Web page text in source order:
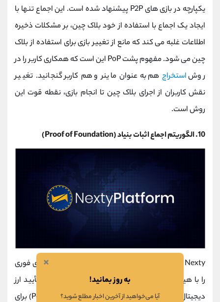
یکپارچه در بازی های P2P پیشنهاد شده است. این اجماع تنها با
ایجاد یک اجماع با استفاده از خود بلاک چین، بر مشکلات ذخیره
اطلاعات غلبه می کند که مانع از تغییر بازی برای استفاده از بلاک
چین می شود. مفهوم پشت PoP این است که همکاری کاربر را در
روشاستخراجهم به عنوان ماینر و هم کاربر گنجانید. تغییر
نقش کاربران از اجرای بلاک چین تا انجام بازی، نقطه قوت این
روش است.
10. الگوریتم اجماع اثبات بنیاد (Proof of Foundation)
Nexty پیاده سازی یک بستر بلاک چین است که انتقالهای فوری
را با هیچ هزینه ای انجام می دهد. Nexty از سیستم تأیید ارز
دیجیتال دوگانه (DCCS) به همراه اجماع اثبات بنیاد (PoF) برای
×
به روز بمانید!
آیا می‌خواهید از آخرین اخبار مطلع شوید؟